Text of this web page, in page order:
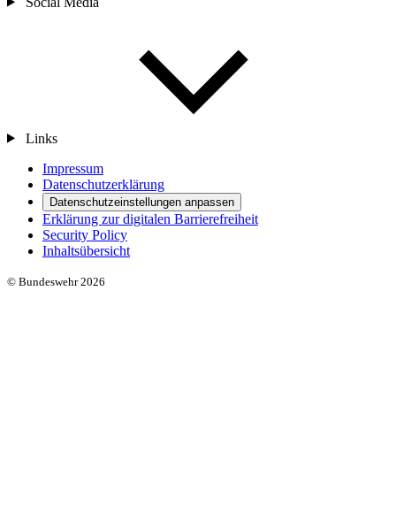
Links
Impressum
Datenschutzerklärung
Datenschutzeinstellungen anpassen
Erklärung zur digitalen Barrierefreiheit
Security Policy
Inhaltsübersicht
© Bundeswehr 2026